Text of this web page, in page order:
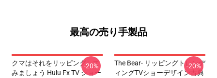
最高の売り手製品
クマはそれをリッピングして
みましょう Hulu Fx TV ショー
-20%
The Bear- リッピングトレンデ
ィングTVショーデザイン古典
-20%